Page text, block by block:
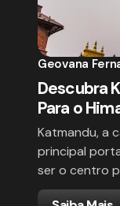
Geovana
Descubra
Para o
Katmandu, a
principal
ser o centro